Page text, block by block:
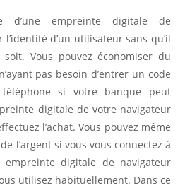
d’une empreinte digitale de
d’un utilisateur sans qu’il
Vous pouvez économiser du
pas besoin d’entrer un code
si votre banque peut
digitale de votre navigateur
l’achat. Vous pouvez même
l’argent si vous vous connectez à
digitale de navigateur
utilisez habituellement. Dans ce